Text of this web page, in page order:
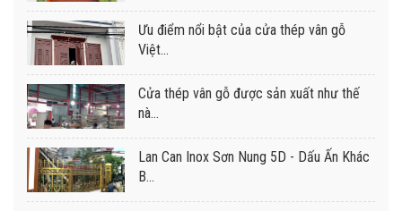
Ưu điểm nổi bật của cửa thép vân gỗ
Việt...
Cửa thép vân gỗ được sản xuất như thế
nà...
Lan Can Inox Sơn Nung 5D - Dấu Ấn Khác
B...